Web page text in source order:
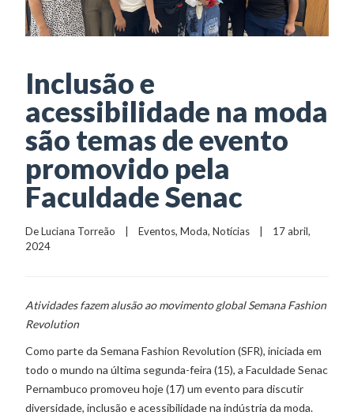
Inclusão e
acessibilidade na moda
são temas de evento
promovido pela
Faculdade Senac
De Luciana Torreão
    |
Eventos, Moda, Notícias
    |    17 abril,
2024
Atividades fazem alusão ao movimento global Semana Fashion
Revolution
Como parte da Semana Fashion Revolution (SFR), iniciada em
todo o mundo na última segunda-feira (15), a Faculdade Senac
Pernambuco promoveu hoje (17) um evento para discutir
diversidade, inclusão e acessibilidade na indústria da moda.